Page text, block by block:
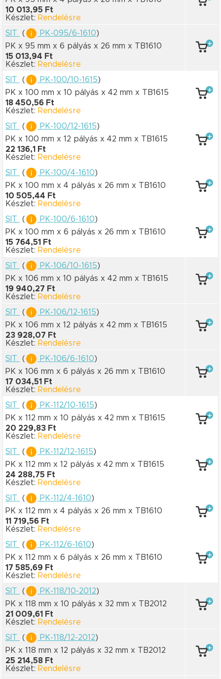
10 013,95 Ft
Készlet: Rendelésre
SIT
( PK-095/6-1610)
PK x 95 mm x 6 pályás x 26 mm x TB1610
15 013,94 Ft
Készlet: Rendelésre
SIT
( PK-100/10-1615)
PK x 100 mm x 10 pályás x 42 mm x TB1615
18 450,56 Ft
Készlet: Rendelésre
SIT
( PK-100/12-1615)
PK x 100 mm x 12 pályás x 42 mm x TB1615
22 136,1 Ft
Készlet: Rendelésre
SIT
( PK-100/4-1610)
PK x 100 mm x 4 pályás x 26 mm x TB1610
10 505,44 Ft
Készlet: Rendelésre
SIT
( PK-100/6-1610)
PK x 100 mm x 6 pályás x 26 mm x TB1610
15 764,51 Ft
Készlet: Rendelésre
SIT
( PK-106/10-1615)
PK x 106 mm x 10 pályás x 42 mm x TB1615
19 940,27 Ft
Készlet: Rendelésre
SIT
( PK-106/12-1615)
PK x 106 mm x 12 pályás x 42 mm x TB1615
23 928,07 Ft
Készlet: Rendelésre
SIT
( PK-106/6-1610)
PK x 106 mm x 6 pályás x 26 mm x TB1610
17 034,51 Ft
Készlet: Rendelésre
SIT
( PK-112/10-1615)
PK x 112 mm x 10 pályás x 42 mm x TB1615
20 229,83 Ft
Készlet: Rendelésre
SIT
( PK-112/12-1615)
PK x 112 mm x 12 pályás x 42 mm x TB1615
24 288,75 Ft
Készlet: Rendelésre
SIT
( PK-112/4-1610)
PK x 112 mm x 4 pályás x 26 mm x TB1610
11 719,56 Ft
Készlet: Rendelésre
SIT
( PK-112/6-1610)
PK x 112 mm x 6 pályás x 26 mm x TB1610
17 585,69 Ft
Készlet: Rendelésre
SIT
( PK-118/10-2012)
PK x 118 mm x 10 pályás x 32 mm x TB2012
21 009,61 Ft
Készlet: Rendelésre
SIT
( PK-118/12-2012)
PK x 118 mm x 12 pályás x 32 mm x TB2012
25 214,58 Ft
Készlet: Rendelésre